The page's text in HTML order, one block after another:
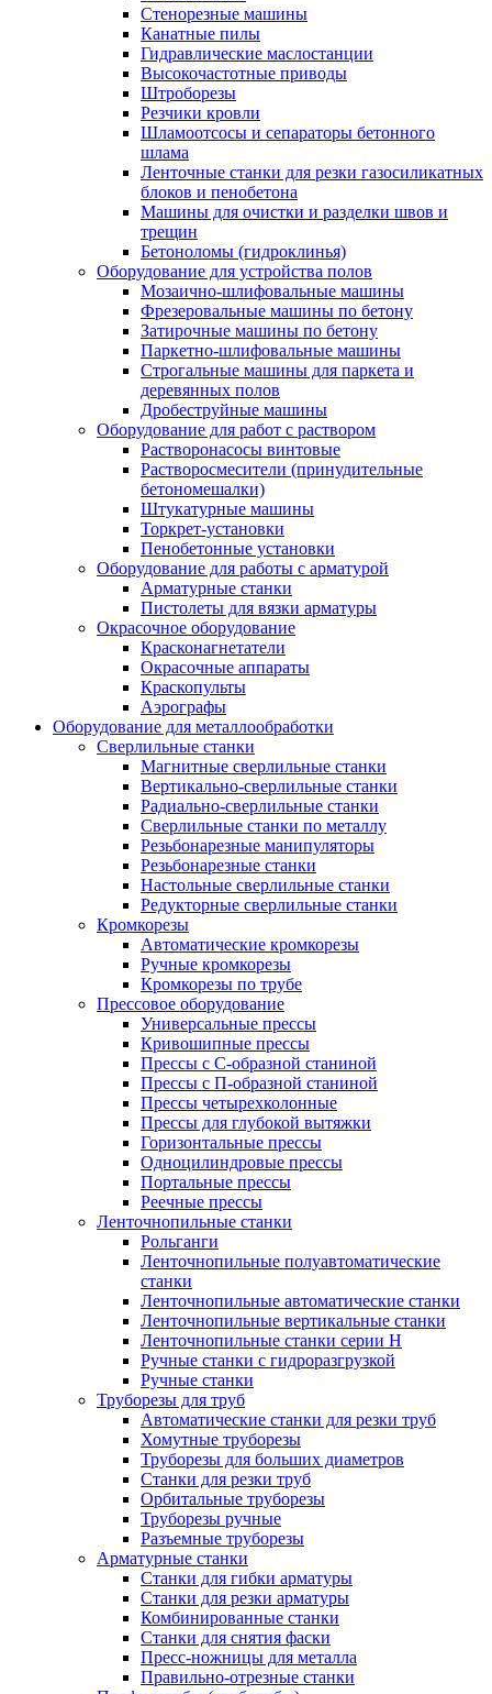
Стенорезные машины
Канатные пилы
Гидравлические маслостанции
Высокочастотные приводы
Штроборезы
Резчики кровли
Шламоотсосы и сепараторы бетонного
шлама
Ленточные станки для резки газосиликатных
блоков и пенобетона
Машины для очистки и разделки швов и
трещин
Бетоноломы (гидроклинья)
Оборудование для устройства полов
Мозаично-шлифовальные машины
Фрезеровальные машины по бетону
Затирочные машины по бетону
Паркетно-шлифовальные машины
Строгальные машины для паркета и
деревянных полов
Дробеструйные машины
Оборудование для работ с раствором
Растворонасосы винтовые
Растворосмесители (принудительные
бетономешалки)
Штукатурные машины
Торкрет-установки
Пенобетонные установки
Оборудование для работы с арматурой
Арматурные станки
Пистолеты для вязки арматуры
Окрасочное оборудование
Красконагнетатели
Окрасочные аппараты
Краскопульты
Аэрографы
Оборудование для металлообработки
Сверлильные станки
Магнитные сверлильные станки
Вертикально-сверлильные станки
Радиально-сверлильные станки
Сверлильные станки по металлу
Резьбонарезные манипуляторы
Резьбонарезные станки
Настольные сверлильные станки
Редукторные сверлильные станки
Кромкорезы
Автоматические кромкорезы
Ручные кромкорезы
Кромкорезы по трубе
Прессовое оборудование
Универсальные прессы
Кривошипные прессы
Прессы с С-образной станиной
Прессы с П-образной станиной
Прессы четырехколонные
Прессы для глубокой вытяжки
Горизонтальные прессы
Одноцилиндровые прессы
Портальные прессы
Реечные прессы
Ленточнопильные станки
Рольганги
Ленточнопильные полуавтоматические
станки
Ленточнопильные автоматические станки
Ленточнопильные вертикальные станки
Ленточнопильные станки серии H
Ручные станки с гидроразгрузкой
Ручные станки
Труборезы для труб
Автоматические станки для резки труб
Хомутные труборезы
Труборезы для больших диаметров
Станки для резки труб
Орбитальные труборезы
Труборезы ручные
Разъемные труборезы
Арматурные станки
Станки для гибки арматуры
Станки для резки арматуры
Комбинированные станки
Станки для снятия фаски
Пресс-ножницы для металла
Правильно-отрезные станки